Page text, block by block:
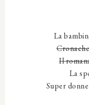
La
Il
La
Super